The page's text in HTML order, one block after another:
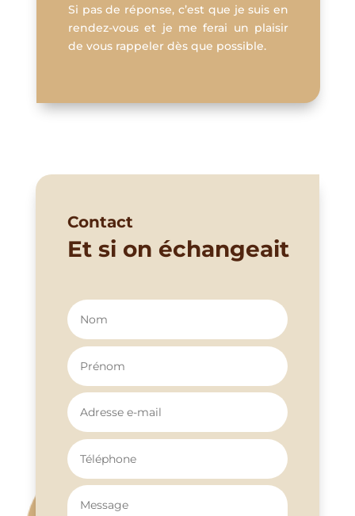
Si pas de réponse, c’est que je suis en
rendez-vous et je me ferai un plaisir
de vous rappeler dès que possible.
Contact
Et si on échangeait